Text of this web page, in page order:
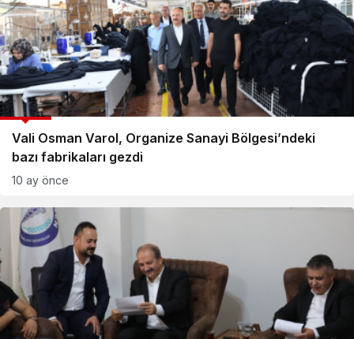
Vali Osman Varol, Organize Sanayi Bölgesi’ndeki
bazı fabrikaları gezdi
GÜNCEL
10 ay önce